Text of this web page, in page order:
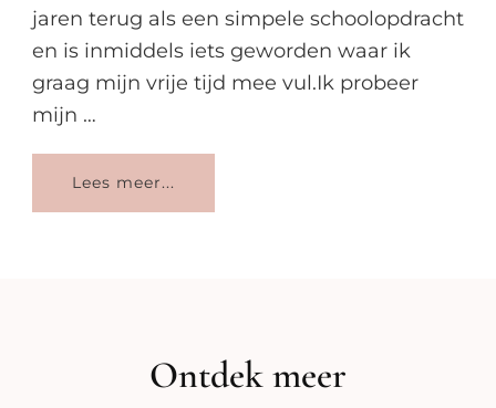
jaren terug als een simpele schoolopdracht
en is inmiddels iets geworden waar ik
graag mijn vrije tijd mee vul.Ik probeer
mijn …
Lees meer...
Ontdek meer